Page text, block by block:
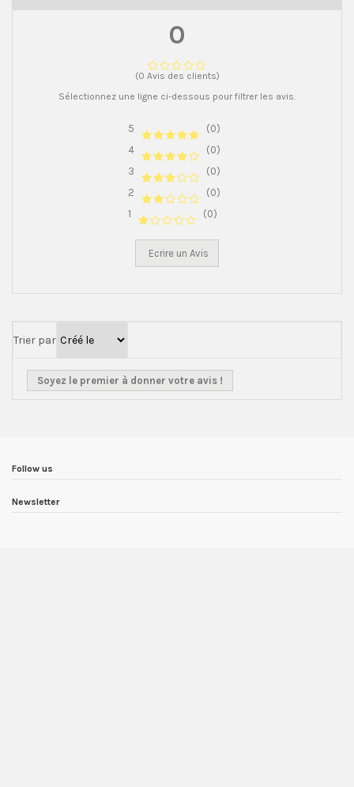
0
(0 Avis des clients)
Sélectionnez une ligne ci-dessous pour filtrer les avis.
5
(0)
4
(0)
3
(0)
2
(0)
1
(0)
Ecrire un Avis
Trier par
Soyez le premier à donner votre avis !
Follow us
Newsletter